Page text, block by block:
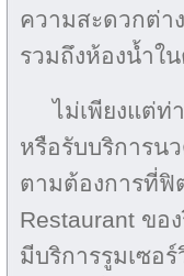
ความสะดวกต่า
รวมถึงห้องน้ำใ
ไม่เพียงแต่ท่
หรือรับบริการน
ตามต้องการที่ฟิ
Restaurant ขอ
มีบริการรูมเซอ